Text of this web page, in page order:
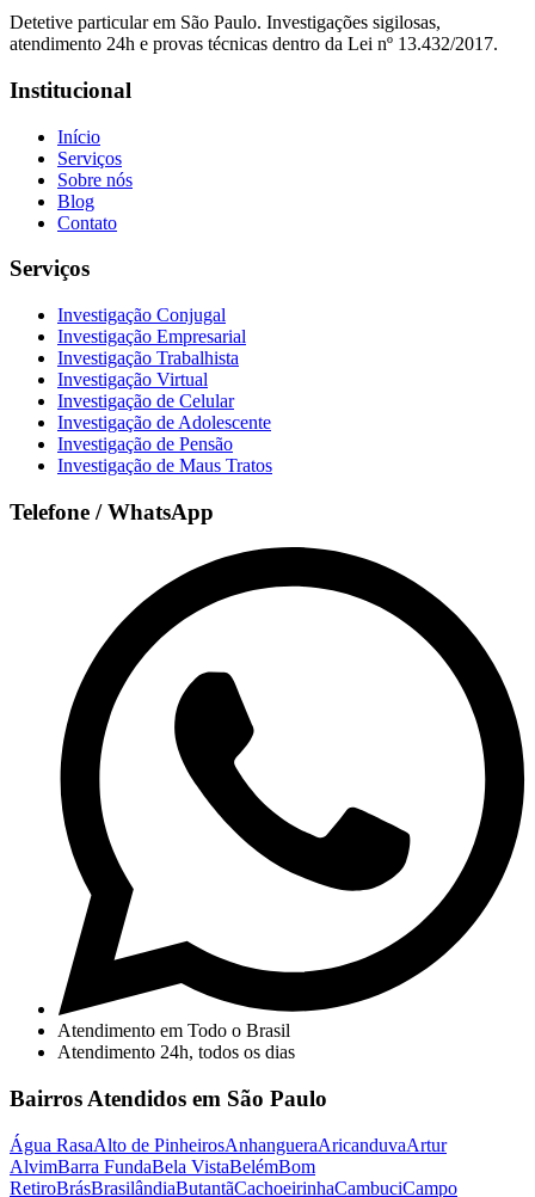
Detetive particular em São Paulo. Investigações sigilosas,
atendimento 24h e provas técnicas dentro da Lei nº 13.432/2017.
Institucional
Início
Serviços
Sobre nós
Blog
Contato
Serviços
Investigação Conjugal
Investigação Empresarial
Investigação Trabalhista
Investigação Virtual
Investigação de Celular
Investigação de Adolescente
Investigação de Pensão
Investigação de Maus Tratos
Telefone / WhatsApp
Atendimento em Todo o Brasil
Atendimento 24h, todos os dias
Bairros Atendidos em São Paulo
Água RasaAlto de PinheirosAnhangueraAricanduvaArtur
AlvimBarra FundaBela VistaBelémBom
RetiroBrásBrasilândiaButantãCachoeirinhaCambuciCampo